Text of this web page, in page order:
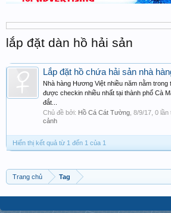
lắp đặt dàn hồ hải sản
Lắp đặt hồ chứa hải sản nhà
Nhà hàng Hương Việt nhiều năm nằm
được checkin nhiều nhất tại thành phố Cà
đắt...
Chủ đề bởi: Hồ Cá Cát Tường 8/9/17 , 0
cảnh
Hiển thị kết quả từ 1 đến 1 của 1
Trang chủ Tag